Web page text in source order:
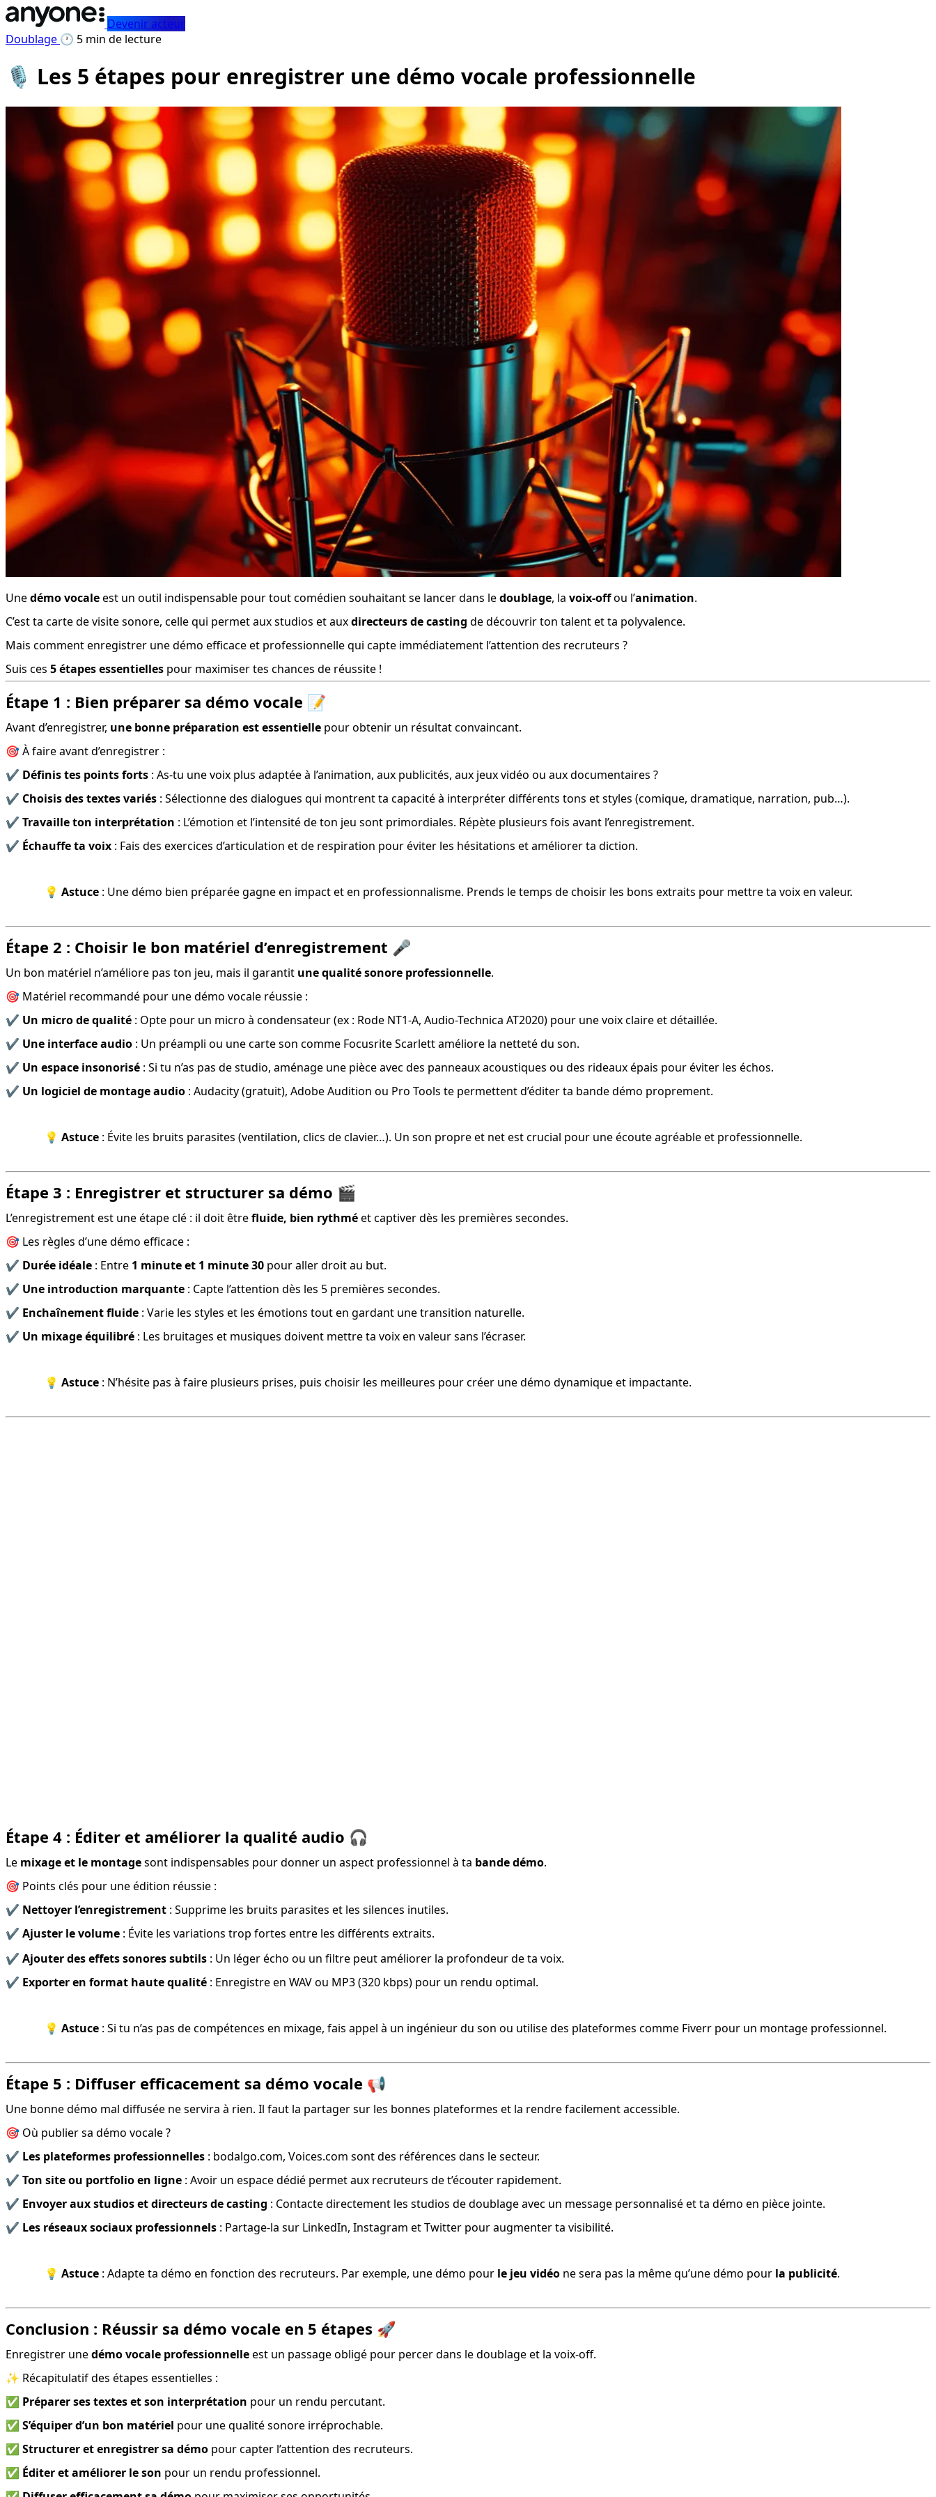
Devenir acteur
Doublage 🕐 5 min de lecture
🎙️ Les 5 étapes pour enregistrer une démo vocale professionnelle
Une démo vocale est un outil indispensable pour tout comédien souhaitant se lancer dans le doublage, la voix-off ou l’animation.
C’est ta carte de visite sonore, celle qui permet aux studios et aux directeurs de casting de découvrir ton talent et ta polyvalence.
Mais comment enregistrer une démo efficace et professionnelle qui capte immédiatement l’attention des recruteurs ?
Suis ces 5 étapes essentielles pour maximiser tes chances de réussite !
Étape 1 : Bien préparer sa démo vocale 📝
Avant d’enregistrer, une bonne préparation est essentielle pour obtenir un résultat convaincant.
🎯 À faire avant d’enregistrer :
✔️ Définis tes points forts : As-tu une voix plus adaptée à l’animation, aux publicités, aux jeux vidéo ou aux documentaires ?
✔️ Choisis des textes variés : Sélectionne des dialogues qui montrent ta capacité à interpréter différents tons et styles (comique, dramatique, narration, pub…).
✔️ Travaille ton interprétation : L’émotion et l’intensité de ton jeu sont primordiales. Répète plusieurs fois avant l’enregistrement.
✔️ Échauffe ta voix : Fais des exercices d’articulation et de respiration pour éviter les hésitations et améliorer ta diction.
💡 Astuce : Une démo bien préparée gagne en impact et en professionnalisme. Prends le temps de choisir les bons extraits pour mettre ta voix en valeur.
Étape 2 : Choisir le bon matériel d’enregistrement 🎤
Un bon matériel n’améliore pas ton jeu, mais il garantit une qualité sonore professionnelle.
🎯 Matériel recommandé pour une démo vocale réussie :
✔️ Un micro de qualité : Opte pour un micro à condensateur (ex : Rode NT1-A, Audio-Technica AT2020) pour une voix claire et détaillée.
✔️ Une interface audio : Un préampli ou une carte son comme Focusrite Scarlett améliore la netteté du son.
✔️ Un espace insonorisé : Si tu n’as pas de studio, aménage une pièce avec des panneaux acoustiques ou des rideaux épais pour éviter les échos.
✔️ Un logiciel de montage audio : Audacity (gratuit), Adobe Audition ou Pro Tools te permettent d’éditer ta bande démo proprement.
💡 Astuce : Évite les bruits parasites (ventilation, clics de clavier…). Un son propre et net est crucial pour une écoute agréable et professionnelle.
Étape 3 : Enregistrer et structurer sa démo 🎬
L’enregistrement est une étape clé : il doit être fluide, bien rythmé et captiver dès les premières secondes.
🎯 Les règles d’une démo efficace :
✔️ Durée idéale : Entre 1 minute et 1 minute 30 pour aller droit au but.
✔️ Une introduction marquante : Capte l’attention dès les 5 premières secondes.
✔️ Enchaînement fluide : Varie les styles et les émotions tout en gardant une transition naturelle.
✔️ Un mixage équilibré : Les bruitages et musiques doivent mettre ta voix en valeur sans l’écraser.
💡 Astuce : N’hésite pas à faire plusieurs prises, puis choisir les meilleures pour créer une démo dynamique et impactante.
Étape 4 : Éditer et améliorer la qualité audio 🎧
Le mixage et le montage sont indispensables pour donner un aspect professionnel à ta bande démo.
🎯 Points clés pour une édition réussie :
✔️ Nettoyer l’enregistrement : Supprime les bruits parasites et les silences inutiles.
✔️ Ajuster le volume : Évite les variations trop fortes entre les différents extraits.
✔️ Ajouter des effets sonores subtils : Un léger écho ou un filtre peut améliorer la profondeur de ta voix.
✔️ Exporter en format haute qualité : Enregistre en WAV ou MP3 (320 kbps) pour un rendu optimal.
💡 Astuce : Si tu n’as pas de compétences en mixage, fais appel à un ingénieur du son ou utilise des plateformes comme Fiverr pour un montage professionnel.
Étape 5 : Diffuser efficacement sa démo vocale 📢
Une bonne démo mal diffusée ne servira à rien. Il faut la partager sur les bonnes plateformes et la rendre facilement accessible.
🎯 Où publier sa démo vocale ?
✔️ Les plateformes professionnelles : bodalgo.com, Voices.com sont des références dans le secteur.
✔️ Ton site ou portfolio en ligne : Avoir un espace dédié permet aux recruteurs de t’écouter rapidement.
✔️ Envoyer aux studios et directeurs de casting : Contacte directement les studios de doublage avec un message personnalisé et ta démo en pièce jointe.
✔️ Les réseaux sociaux professionnels : Partage-la sur LinkedIn, Instagram et Twitter pour augmenter ta visibilité.
💡 Astuce : Adapte ta démo en fonction des recruteurs. Par exemple, une démo pour le jeu vidéo ne sera pas la même qu’une démo pour la publicité.
Conclusion : Réussir sa démo vocale en 5 étapes 🚀
Enregistrer une démo vocale professionnelle est un passage obligé pour percer dans le doublage et la voix-off.
✨ Récapitulatif des étapes essentielles :
✅ Préparer ses textes et son interprétation pour un rendu percutant.
✅ S’équiper d’un bon matériel pour une qualité sonore irréprochable.
✅ Structurer et enregistrer sa démo pour capter l’attention des recruteurs.
✅ Éditer et améliorer le son pour un rendu professionnel.